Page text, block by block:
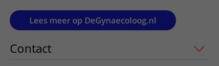
Zorgkosten
Betere zorg door onderzoek
Lees meer op DeGynaecoloog.nl
Contact uitklapper, klik om te openen